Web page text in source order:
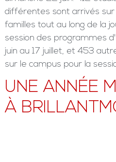
différentes sont arrivés sur
familles tout au long de la
session des programmes
juin au 17 juillet, et 453
sur le campus pour la
UNE ANNÉE
À